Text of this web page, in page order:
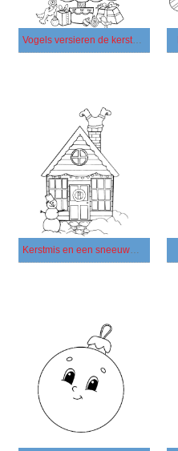
Vogels versieren de kerstboom
Kerstmis en een sneeuwman